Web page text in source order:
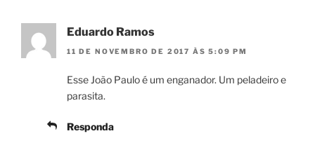
Eduardo Ramos
11 DE NOVEMBRO DE 2017 ÀS 5:09 PM
Esse João Paulo é um enganador. Um peladeiro e
parasita.
Responda